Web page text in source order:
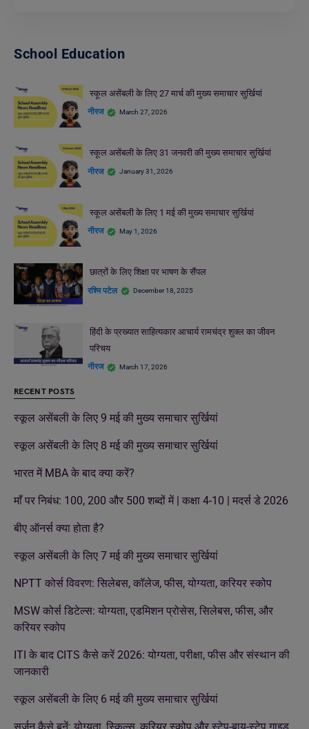
School Education
स्कूल असेंबली के लिए 27 मार्च की मुख्य समाचार सुर्खियां
नीरज March 27, 2026
स्कूल असेंबली के लिए 31 जनवरी की मुख्य समाचार सुर्खियां
नीरज January 31, 2026
स्कूल असेंबली के लिए 1 मई की मुख्य समाचार सुर्खियां
नीरज May 1, 2026
छात्रों के लिए शिक्षा पर भाषण के सैंपल
रश्मि पटेल December 18, 2025
हिंदी के प्रख्यात साहित्यकार आचार्य रामचंद्र शुक्ल का जीवन
परिचय
नीरज March 17, 2026
RECENT POSTS
स्कूल असेंबली के लिए 9 मई की मुख्य समाचार सुर्खियां
स्कूल असेंबली के लिए 8 मई की मुख्य समाचार सुर्खियां
भारत में MBA के बाद क्या करें?
माँ पर निबंध: 100, 200 और 500 शब्दों में | कक्षा 4-10 | मदर्स डे 2026
बीए ऑनर्स क्या होता है?
स्कूल असेंबली के लिए 7 मई की मुख्य समाचार सुर्खियां
NPTT कोर्स विवरण: सिलेबस, कॉलेज, फीस, योग्यता, करियर स्कोप
MSW कोर्स डिटेल्स: योग्यता, एडमिशन प्रोसेस, सिलेबस, फीस, और
करियर स्कोप
ITI के बाद CITS कैसे करें 2026: योग्यता, परीक्षा, फीस और संस्थान की
जानकारी
स्कूल असेंबली के लिए 6 मई की मुख्य समाचार सुर्खियां